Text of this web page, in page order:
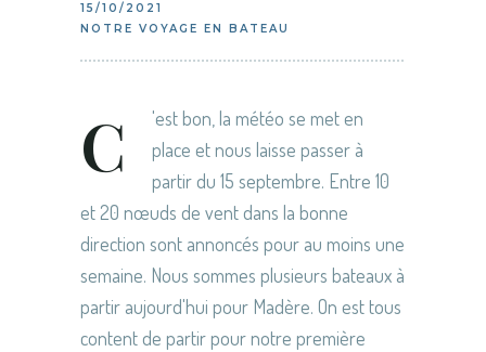
15/10/2021
NOTRE VOYAGE EN BATEAU
C
'est bon, la météo se met en
place et nous laisse passer à
partir du 15 septembre. Entre 10
et 20 nœuds de vent dans la bonne
direction sont annoncés pour au moins une
semaine. Nous sommes plusieurs bateaux à
partir aujourd'hui pour Madère. On est tous
content de partir pour notre première